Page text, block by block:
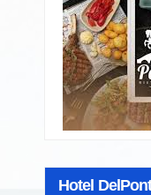
Hotel